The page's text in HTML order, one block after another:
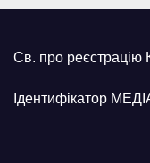
Св. про
Ідентифікатор